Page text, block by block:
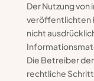
Der Nutzung
veröffentlichten
nicht
Die Betreiber
rechtliche